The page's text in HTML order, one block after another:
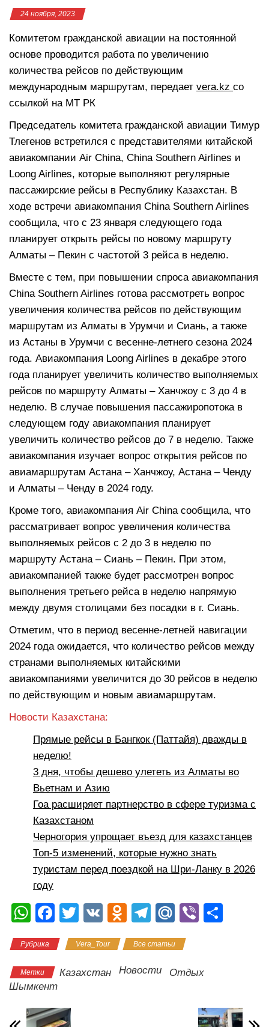
24 ноября, 2023
Комитетом гражданской авиации на постоянной
основе проводится работа по увеличению
количества рейсов по действующим
международным маршрутам, передает vera.kz со
ссылкой на МТ РК
Председатель комитета гражданской авиации Тимур
Тлегенов встретился с представителями китайской
авиакомпании Air China, China Southern Airlines и
Loong Airlines, которые выполняют регулярные
пассажирские рейсы в Республику Казахстан. В
ходе встречи авиакомпания China Southern Airlines
сообщила, что с 23 января следующего года
планирует открыть рейсы по новому маршруту
Алматы – Пекин с частотой 3 рейса в неделю.
Вместе с тем, при повышении спроса авиакомпания
China Southern Airlines готова рассмотреть вопрос
увеличения количества рейсов по действующим
маршрутам из Алматы в Урумчи и Сиань, а также
из Астаны в Урумчи с весенне-летнего сезона 2024
года. Авиакомпания Loong Airlines в декабре этого
года планирует увеличить количество выполняемых
рейсов по маршруту Алматы – Ханчжоу с 3 до 4 в
неделю. В случае повышения пассажиропотока в
следующем году авиакомпания планирует
увеличить количество рейсов до 7 в неделю. Также
авиакомпания изучает вопрос открытия рейсов по
авиамаршрутам Астана – Ханчжоу, Астана – Ченду
и Алматы – Ченду в 2024 году.
Кроме того, авиакомпания Air Chinа сообщила, что
рассматривает вопрос увеличения количества
выполняемых рейсов с 2 до 3 в неделю по
маршруту Астана – Сиань – Пекин. При этом,
авиакомпанией также будет рассмотрен вопрос
выполнения третьего рейса в неделю напрямую
между двумя столицами без посадки в г. Сиань.
Отметим, что в период весенне-летней навигации
2024 года ожидается, что количество рейсов между
странами выполняемых китайскими
авиакомпаниями увеличится до 30 рейсов в неделю
по действующим и новым авиамаршрутам.
Новости Казахстана:
Прямые рейсы в Бангкок (Паттайя) дважды в
неделю!
3 дня, чтобы дешево улететь из Алматы во
Вьетнам и Азию
Гоа расширяет партнерство в сфере туризма с
Казахстаном
Черногория упрощает въезд для казахстанцев
Топ-5 изменений, которые нужно знать
туристам перед поездкой на Шри-Ланку в 2026
году
W
at
s
A
p
F
c
e
b
o
T
tt
er
V
O
n
o
T
e
gr
M
.R
u
Vi
и
Рубрика Vera_Tour Все статьи
Метки Казахстан Новости
Отдых
Шымкент